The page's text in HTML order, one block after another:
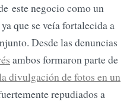
este negocio como un
que se veía fortalecida a
Desde las denuncias
ambos formaron parte de
divulgación de fotos en un
repudiados a